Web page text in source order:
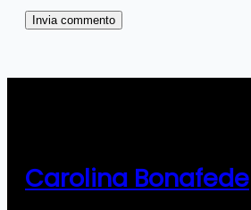
Carolina Bonafede